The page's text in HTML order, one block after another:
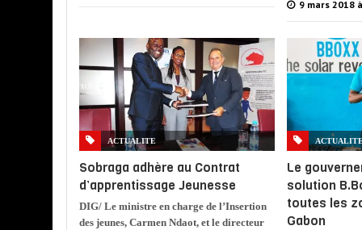
9 mars 2018
ACTUALITE
Sobraga adhère au Contrat
d’apprentissage Jeunesse
DIG/ Le ministre en charge de l’Insertion
des jeunes, Carmen Ndaot, et le directeur
Le
solution
toutes les
Gabon